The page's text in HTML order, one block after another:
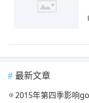
最新文章
2015年第四季影响